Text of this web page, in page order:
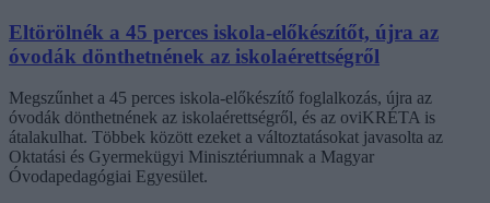
Eltörölnék a 45 perces iskola-előkészítőt, újra az
óvodák dönthetnének az iskolaérettségről
Megszűnhet a 45 perces iskola-előkészítő foglalkozás, újra az
óvodák dönthetnének az iskolaérettségről, és az oviKRÉTA is
átalakulhat. Többek között ezeket a változtatásokat javasolta az
Oktatási és Gyermekügyi Minisztériumnak a Magyar
Óvodapedagógiai Egyesület.